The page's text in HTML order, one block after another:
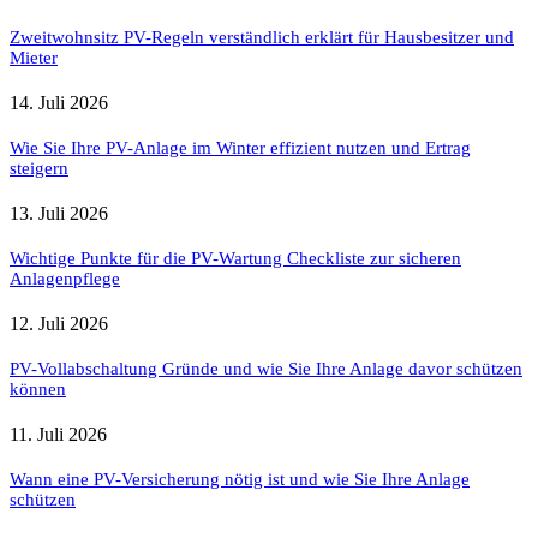
Zweitwohnsitz PV-Regeln verständlich erklärt für Hausbesitzer und
Mieter
14. Juli 2026
Wie Sie Ihre PV-Anlage im Winter effizient nutzen und Ertrag
steigern
13. Juli 2026
Wichtige Punkte für die PV-Wartung Checkliste zur sicheren
Anlagenpflege
12. Juli 2026
PV-Vollabschaltung Gründe und wie Sie Ihre Anlage davor schützen
können
11. Juli 2026
Wann eine PV-Versicherung nötig ist und wie Sie Ihre Anlage
schützen